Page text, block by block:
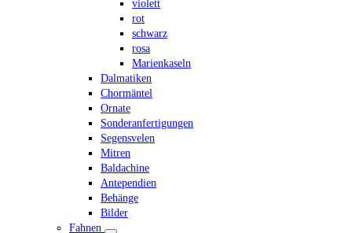
violett
rot
schwarz
rosa
Marienkaseln
Dalmatiken
Chormäntel
Ornate
Sonderanfertigungen
Segensvelen
Mitren
Baldachine
Antependien
Behänge
Bilder
Fahnen